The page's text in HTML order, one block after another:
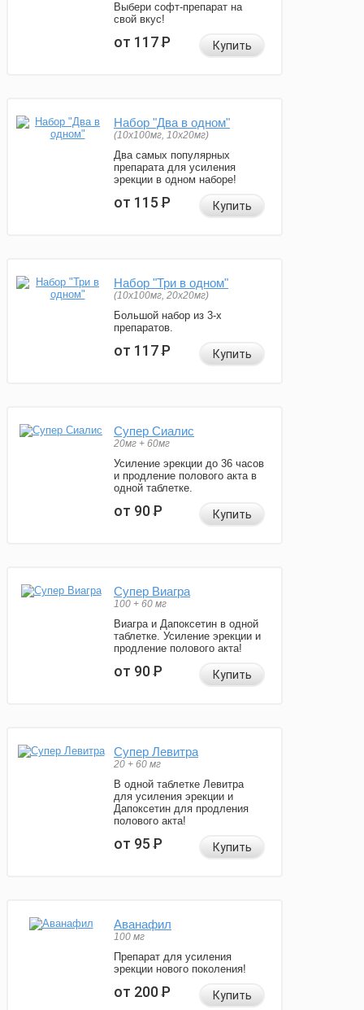
Выбери софт-препарат на
свой вкус!
от 117Р Купить
Набор "Два в одном"
(10x100мг, 10x20мг)
Два самых популярных
препарата для усиления
эрекции в одном наборе!
от 115Р Купить
Набор "Три в одном"
(10x100мг, 20x20мг)
Большой набор из 3-х
препаратов.
от 117Р Купить
Супер Сиалис
20мг + 60мг
Усиление эрекции до 36 часов
и продление полового акта в
одной таблетке.
от 90Р Купить
Супер Виагра
100 + 60 мг
Виагра и Дапоксетин в одной
таблетке. Усиление эрекции и
продление полового акта!
от 90Р Купить
Супер Левитра
20 + 60 мг
В одной таблетке Левитра
для усиления эрекции и
Дапоксетин для продления
полового акта!
от 95Р Купить
Аванафил
100 мг
Препарат для усиления
эрекции нового поколения!
от 200Р Купить